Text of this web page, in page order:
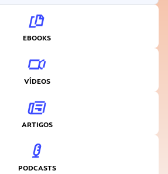
EBOOKS
VÍDEOS
ARTIGOS
PODCASTS